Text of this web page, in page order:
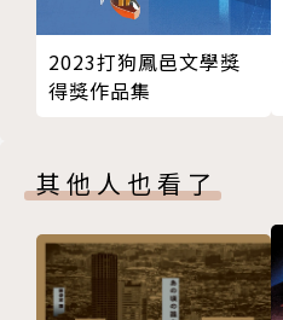
2023打狗鳳邑文學獎
得獎作品集
其他人也看了